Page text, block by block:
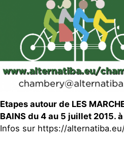
Etapes autour de LES
BAINS du 4 au 5 juillet 2015.
Infos sur https://